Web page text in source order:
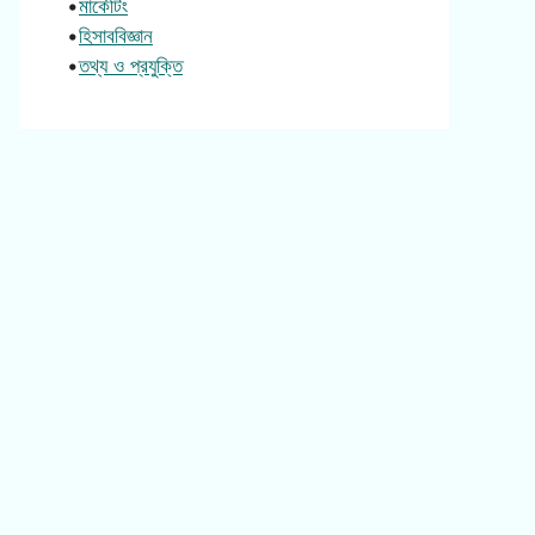
•মার্কেটিং
•হিসাববিজ্ঞান
•তথ্য ও প্রযুক্তি